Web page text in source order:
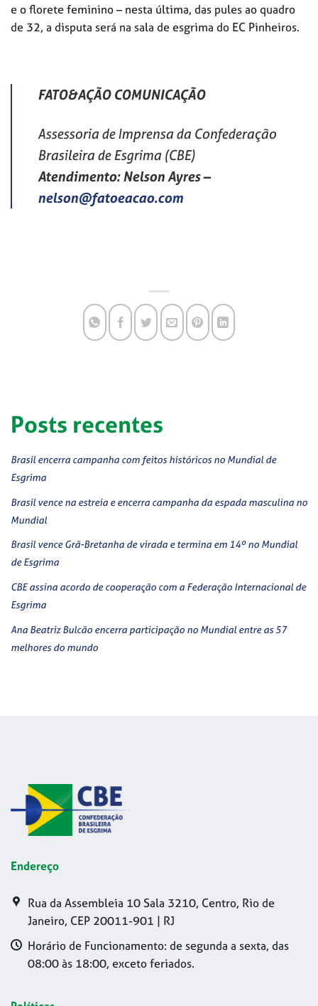
e o florete feminino – nesta última, das pules ao quadro
de 32, a disputa será na sala de esgrima do EC Pinheiros.
FATO&AÇÃO COMUNICAÇÃO
Assessoria de Imprensa da Confederação
Brasileira de Esgrima (CBE)
Atendimento: Nelson Ayres–
nelson@fatoeacao.com
Posts recentes
Brasil encerra campanha com feitos históricos no Mundial de
Esgrima
Brasil vence na estreia e encerra campanha da espada masculina no
Mundial
Brasil vence Grã-Bretanha de virada e termina em 14º no Mundial
de Esgrima
CBE assina acordo de cooperação com a Federação Internacional de
Esgrima
Ana Beatriz Bulcão encerra participação no Mundial entre as 57
melhores do mundo
Endereço
Rua da Assembleia 10 Sala 3210, Centro, Rio de
Janeiro, CEP 20011-901 | RJ
Horário de Funcionamento: de segunda a sexta, das
08:00 às 18:00, exceto feriados.